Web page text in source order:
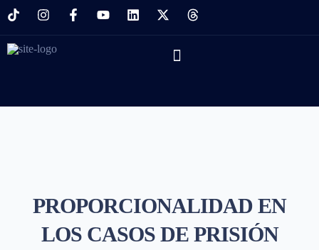
PROPORCIONALIDAD EN
LOS CASOS DE PRISIÓN